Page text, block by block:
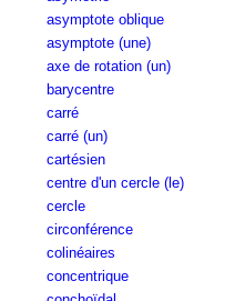
asymptote oblique
asymptote (une)
axe de rotation (un)
barycentre
carré
carré (un)
cartésien
centre d'un cercle (le)
cercle
circonférence
colinéaires
concentrique